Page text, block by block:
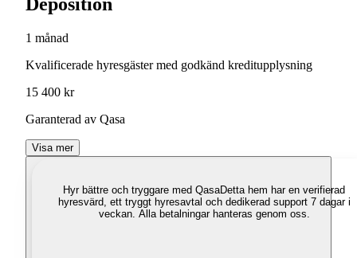
Deposition
1 månad
Kvalificerade hyresgäster med godkänd kreditupplysning
15 400 kr
Garanterad av Qasa
Visa mer
Hyr bättre och tryggare med QasaDetta hem har en verifierad
hyresvärd, ett tryggt hyresavtal och dedikerad support 7 dagar i
veckan. Alla betalningar hanteras genom oss.